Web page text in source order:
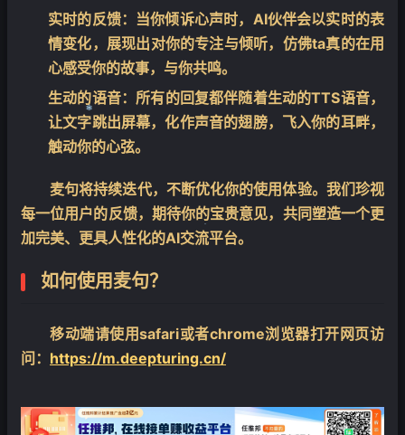
实时的反馈：当你倾诉心声时，AI伙伴会以实时的表
情变化，展现出对你的专注与倾听，仿佛ta真的在用
心感受你的故事，与你共鸣。
生动的语音：所有的回复都伴随着生动的TTS语音，
让文字跳出屏幕，化作声音的翅膀，飞入你的耳畔，
触动你的心弦。
麦句将持续迭代，不断优化你的使用体验。我们珍视
每一位用户的反馈，期待你的宝贵意见，共同塑造一个更
加完美、更具人性化的AI交流平台。
如何使用麦句？
移动端请使用safari或者chrome浏览器打开网页访
问： https://m.deepturing.cn/
❄